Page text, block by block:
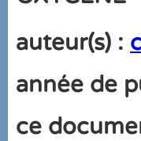
auteur(s) :
année de
ce